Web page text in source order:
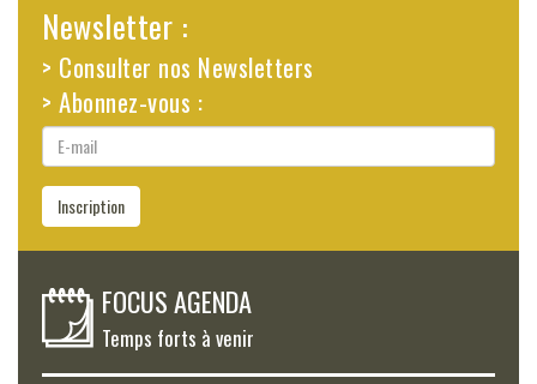
Newsletter :
> Consulter nos Newsletters
> Abonnez-vous :
E-
mail
Inscription
FOCUS AGENDA
Temps forts à venir